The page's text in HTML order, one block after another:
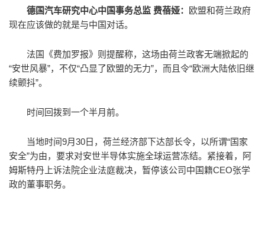
德国汽车研究中心中国事务总监 费蓓娅：
欧盟和荷兰政府
现在应该做的就是与中国对话。
法国《费加罗报》则提醒称，这场由荷兰政客无端掀起的
“安世风暴”，不仅“凸显了欧盟的无力”，而且令“欧洲大陆依旧继
续颤抖”。
时间回拨到一个半月前。
当地时间9月30日，荷兰经济部下达部长令，以所谓“国家
安全”为由，要求对安世半导体实施全球运营冻结。紧接着，阿
姆斯特丹上诉法院企业法庭裁决，暂停该公司中国籍CEO张学
政的董事职务。